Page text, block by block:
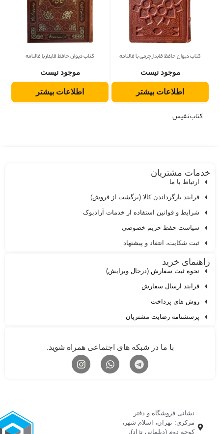
کتاب دیوان حافظ قابدار چرمی با فالنامه
موجود نیست
اطلاعات بیشتر
کتاب دیوان حافظ قابدار با فالنامه
موجود نیست
اطلاعات بیشتر
کتاب نفیس
مشتریان
ارتباط با ما
فرایند بازگرداندن کالا (برگشت از فروش)
شرایط و قوانین استفاده از خدمات آرادبوک
سیاست حفظ حریم خصوصی
ثبت شکایت، انتقاد و پیشنهاد
خرید
نحوه ثبت سفارش (درحال ویرایش)
فرایند ارسال سفارش
روش های پرداخت
پرسشنامه رضایت مشتریان
با ما در شبکه های اجتماعی همراه شوید.
نشانی فروشگاه و دفتر
مرکزی: تهران، اسلام شهر،
کوچه دوم (دیلمانی نژاد)،